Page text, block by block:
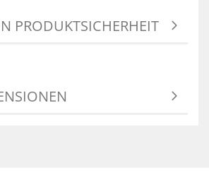
PRODUKTSICHERHEIT